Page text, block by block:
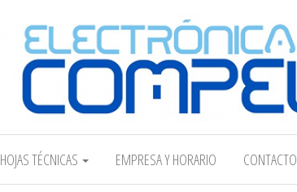
Electrónica COMPEL
HOJAS TÉCNICAS EMPRESA Y HORARIO CONTACTO